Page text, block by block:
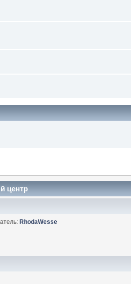
центр
RhodaWesse